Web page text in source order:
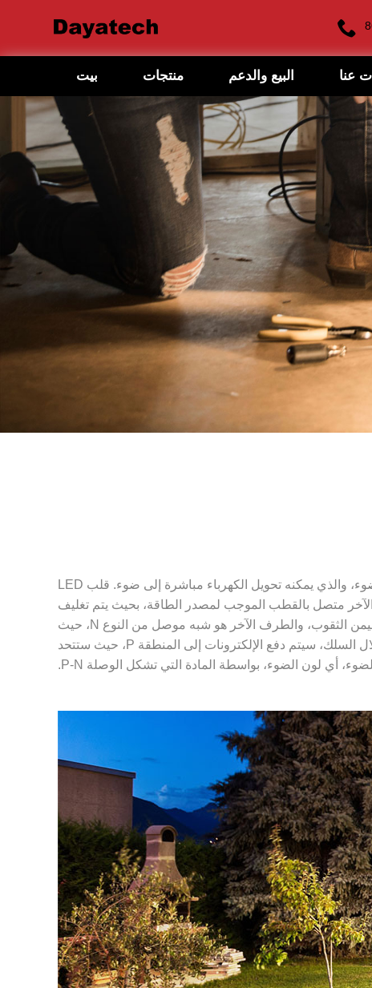
بيت منتجات البيع والدعم عنا
هو جهاز أشباه الموصلات ذو الحالة الصلبة يمكنه تحويل الطاقة الكهربائية إلى ضوء مرئي، أي الصمام الثنائي الباعث للضوء، والذي يمكنه تحويل الكهرباء مباشرة إلى ضوء. قلب LED
متصل بالقطب الموجب لمصدر الطاقة، بحيث يتم تغليف
الشريحة بأكملها براتنج الإيبوكسي. تتكون شريحة أشباه الموصلات من جزأين. جزء واحد هو شبه موصل من النوع P، حيث تهيمن الثقوب، والطرف الآخر هو شبه موصل من النوع N، حيث
تهيمن الإلكترونات. عندما يتم توصيل أشباه الموصلات، يتم تشكيل تقاطع P-N بينهما. عندما يعمل التيار على الشريحة من خلال السلك، سيتم دفع الإلكترونات إلى المنطقة P، حيث ستتحد